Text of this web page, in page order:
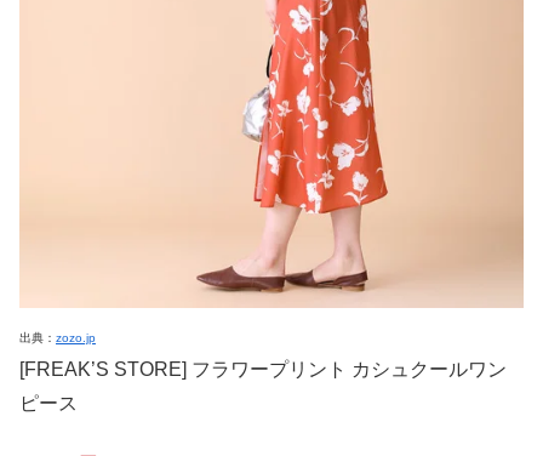
出典： zozo.jp
[FREAK’S STORE] フラワープリント カシュクールワン
ピース